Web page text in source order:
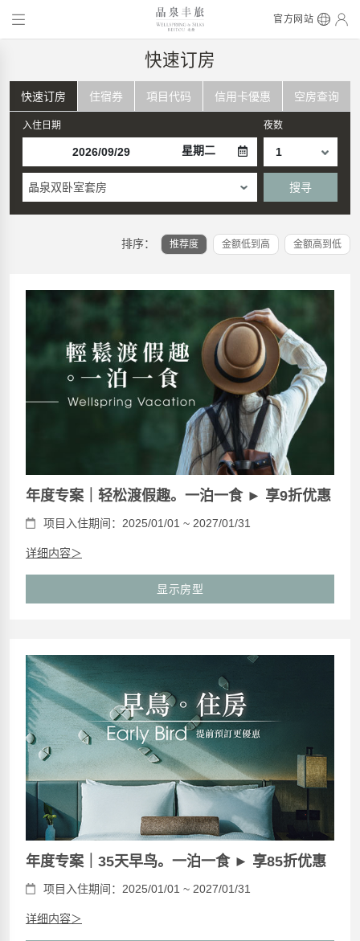
官方网站
快速订房
快速订房 住宿券 項目代码 信用卡優惠 空房查询
入住日期
星期二
夜数
晶泉双卧室套房 搜寻
排序： 推荐度 金额低到高 金额高到低
年度专案｜轻松渡假趣。一泊一食 ► 享9折优惠
项目入住期间：2025/01/01 ~ 2027/01/31
详细内容＞
显示房型
年度专案｜35天早鸟。一泊一食 ► 享85折优惠
项目入住期间：2025/01/01 ~ 2027/01/31
详细内容＞